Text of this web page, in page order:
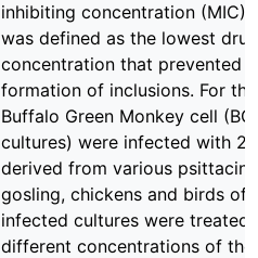
inhibiting concentration (MIC).
was defined as the lowest drug
concentration that prevented
formation of inclusions. For
Buffalo Green Monkey cell
cultures) were infected with
derived from various
gosling, chickens and birds of
infected cultures were treated
different concentrations of the